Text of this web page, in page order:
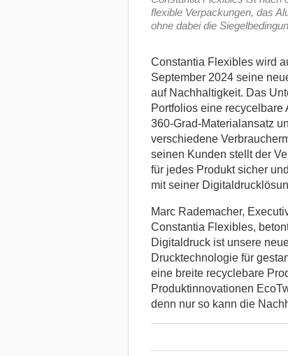
flexible Verpackungen, das
ohne dabei die
Constantia Flexibles wird
September 2024 seine
auf Nachhaltigkeit. Das
Portfolios eine recycelbare
360-Grad-Materialansatz
verschiedene
seinen Kunden stellt der
für jedes Produkt sicher
mit seiner
Marc Rademacher,
Constantia Flexibles,
Digitaldruck ist unsere
Drucktechnologie für
eine breite recyclebare
Produktinnovationen
denn nur so kann die